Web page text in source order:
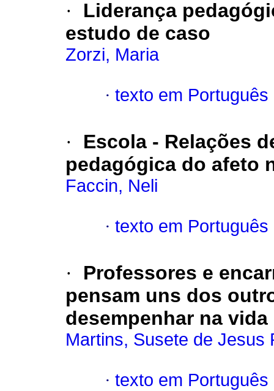
·
Liderança
estudo de caso
Zorzi, Maria
· texto em Português
·
Escola - Relações
pedagógica do afeto
Faccin, Neli
· texto em Português
·
Professores e
pensam uns dos
desempenhar na
Martins, Susete de Jesus
· texto em Português